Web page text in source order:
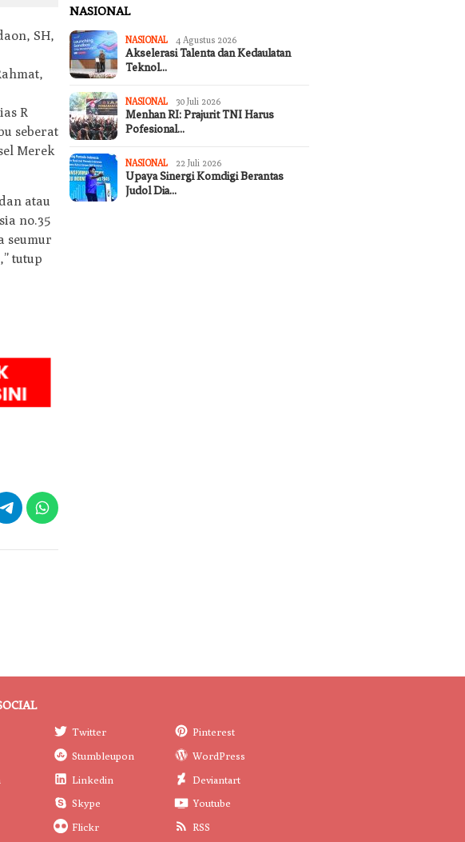
SH,
R
seberat
Merek
atau
no.35
seumur
tutup
NASIONAL
NASIONAL 4 Agustus 2026
Akselerasi Talenta dan Kedaulatan
Teknol…
NASIONAL 30 Juli 2026
Menhan RI: Prajurit TNI Harus
Pofesional…
NASIONAL 22 Juli 2026
Upaya Sinergi Komdigi Berantas
Judol Dia…
Twitter
Pinterest
Stumbleupon
WordPress
Linkedin
Deviantart
Skype
Youtube
Flickr RSS